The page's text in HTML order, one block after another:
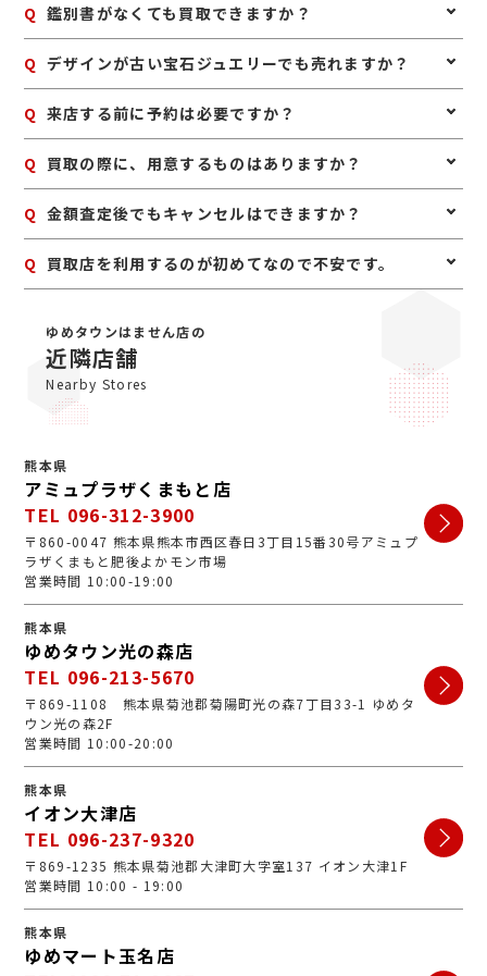
A はい、ジュエリー全体として査定いたします。中央の石
Q 鑑別書がなくても買取できますか？
A はい、鑑別書がなくても査定は可能です。鑑別書がある
Q デザインが古い宝石ジュエリーでも売れますか？
A はい、古いデザインでも宝石や素材に価値があれば査定
Q 来店する前に予約は必要ですか？
A 予約は必要ありませんのでいつでもお越しいただけます
すとスムーズにご案内できます。
Q 買取の際に、用意するものはありますか？
A はい。身分証明書(運転免許証、マイナンバーカード、
Q 金額査定後でもキャンセルはできますか？
A お値段にご満足いただけない場合は、もちろんキャンセ
Q 買取店を利用するのが初めてなので不安です。
がとうございます。ジュエルカフェは女性スタッフが中
心で、丁寧な接客・明るいお店・手数料完全無料の手軽
さで多くのお客様にご利用いただいています。ぜひ安心
してお越しくださいませ。
ゆめタウンはません店の
近隣店舗
Nearby Stores
熊本県
アミュプラザくまもと店
TEL 096-312-3900
〒860-0047 熊本県熊本市西区春日3丁目15番30号アミュプ
ラザくまもと肥後よかモン市場
営業時間 10:00-19:00
熊本県
ゆめタウン光の森店
TEL 096-213-5670
〒869-1108 熊本県菊池郡菊陽町光の森7丁目33-1 ゆめタ
ウン光の森2F
営業時間 10:00-20:00
熊本県
イオン大津店
TEL 096-237-9320
〒869-1235 熊本県菊池郡大津町大字室137 イオン大津1F
営業時間 10:00 - 19:00
熊本県
ゆめマート玉名店